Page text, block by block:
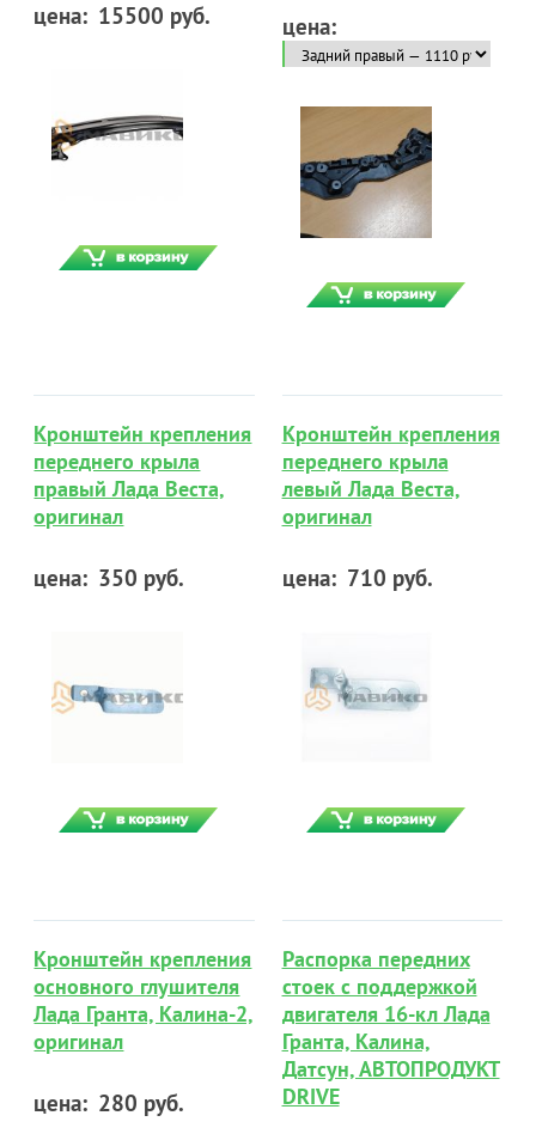
цена: 15500 руб. цена:
Кронштейн крепления
переднего крыла
правый Лада Веста,
оригинал
цена: 350 руб.
Кронштейн крепления
переднего крыла
левый Лада Веста,
оригинал
цена: 710 руб.
Кронштейн крепления
основного глушителя
Лада Гранта, Калина-2,
оригинал
цена: 280 руб.
Распорка передних
стоек с поддержкой
двигателя 16-кл Лада
Гранта, Калина,
Датсун, АВТОПРОДУКТ
DRIVE